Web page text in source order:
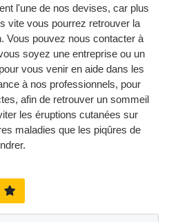
l'une de nos devises, car plus
vite vous pourrez retrouver la
Vous pouvez nous contacter à
soyez une entreprise ou un
vous venir en aide dans les
à nos professionnels, pour
afin de retrouver un sommeil
les éruptions cutanées sur
maladies que les piqûres de